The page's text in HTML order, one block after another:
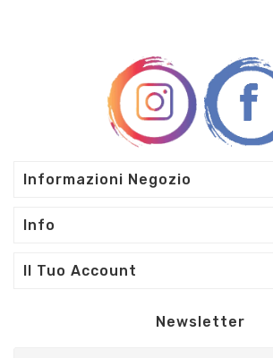
Informazioni Negozio
Info
Il Tuo Account
Newsletter